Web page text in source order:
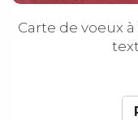
Carte de voeux